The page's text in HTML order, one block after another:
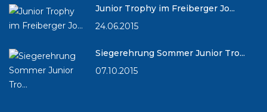
Junior Trophy im Freiberger Jo...
24.06.2015
Siegerehrung Sommer Junior Tro...
07.10.2015